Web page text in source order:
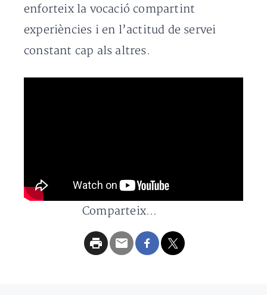
enforteix la vocació compartint
experiències i en l’actitud de servei
constant cap als altres.
Comparteix...